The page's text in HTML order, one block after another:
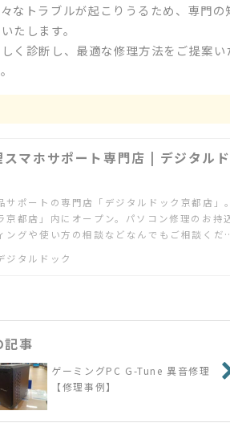
なトラブルが起こりうるため、専門の
たします。
く診断し、最適な修理方法をご提案い
マホサポート専門店 | デジタルド
ポートの専門店「デジタルドック京都店」。
都店」内にオープン。パソコン修理のお持
グや使い方の相談などなんでもご相談くだ
ジタルドック
記事
ゲーミングPC G-Tune 異音修理
【修理事例】